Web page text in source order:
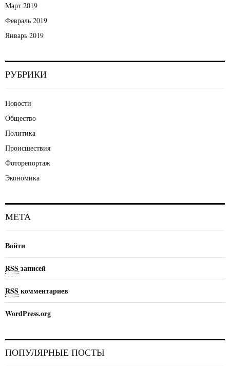
Март 2019
Февраль 2019
Январь 2019
РУБРИКИ
Новости
Общество
Политика
Происшествия
Фоторепортаж
Экономика
МЕТА
Войти
RSSзаписей
RSSкомментариев
WordPress.org
ПОПУЛЯРНЫЕ ПОСТЫ